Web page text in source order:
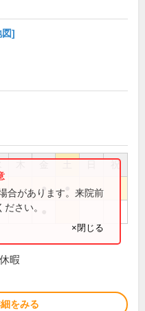
]
祝
●
合があります。来院前
さい。
×閉じる
暇
をみる